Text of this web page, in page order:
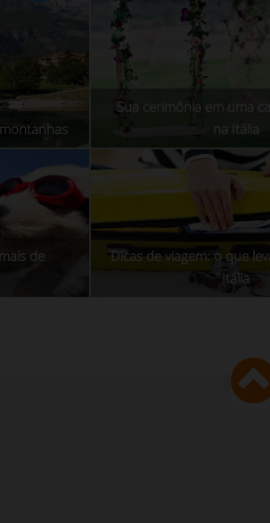
Sua cerimônia em uma
na Itália
de
Dicas de viagem: o que
Itália